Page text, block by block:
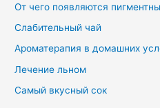
От чего появляются
Слабительный чай
Ароматерапия в домашних
Лечение льном
Самый вкусный сок